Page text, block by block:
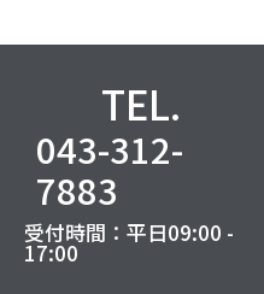
TEL.
043-312-
7883
受付時間：平日09:00 -
17:00